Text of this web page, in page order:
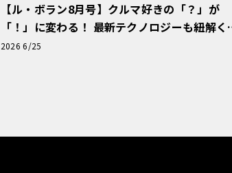
【ル・ボラン8月号】クルマ好きの「？」が
「！」に変わる！ 最新テクノロジーも紐解く
「輸入車Q&A」
2026 6/25